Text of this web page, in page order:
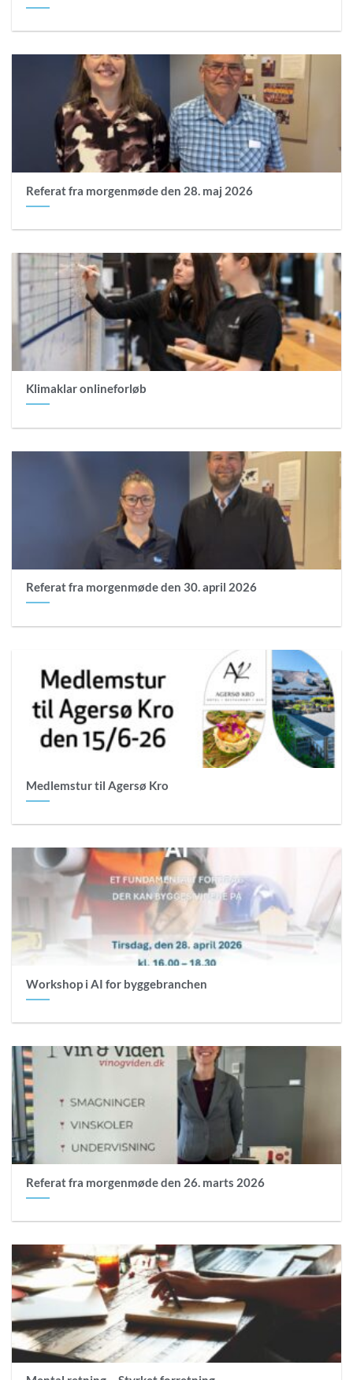
Referat fra morgenmøde den 28. maj 2026
Klimaklar onlineforløb
Referat fra morgenmøde den 30. april 2026
Medlemstur til Agersø Kro
Workshop i AI for byggebranchen
Referat fra morgenmøde den 26. marts 2026